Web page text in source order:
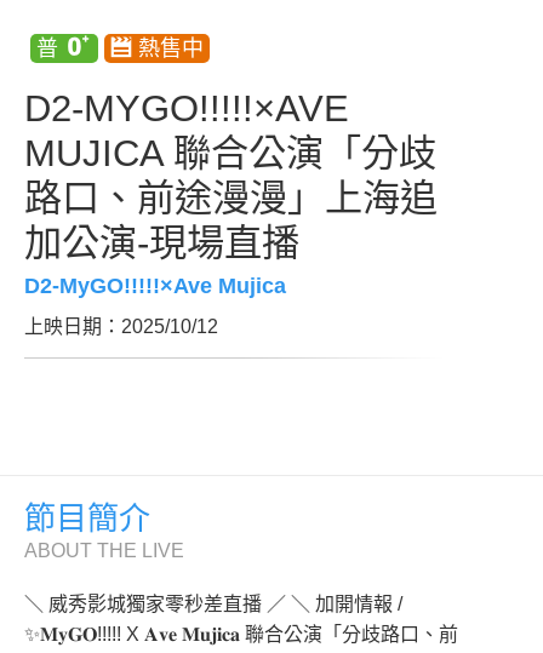
D2-MYGO!!!!!×AVE
MUJICA 聯合公演「分歧
路口、前途漫漫」上海追
加公演-現場直播
D2-MyGO!!!!!×Ave Mujica
上映日期：2025/10/12
節目簡介
ABOUT THE LIVE
＼ 威秀影城獨家零秒差直播 ／ ＼ 加開情報 /
✨𝐌𝐲𝐆𝐎!!!!! X 𝐀𝐯𝐞 𝐌𝐮𝐣𝐢𝐜𝐚 聯合公演「分歧路口、前